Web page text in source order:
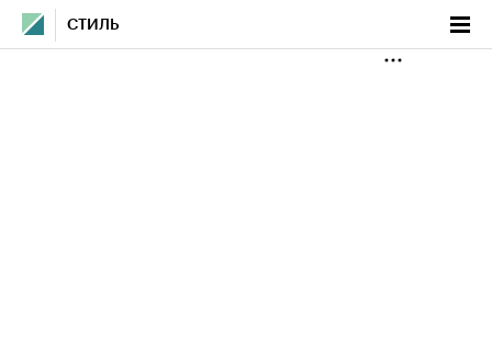
СТИЛЬ